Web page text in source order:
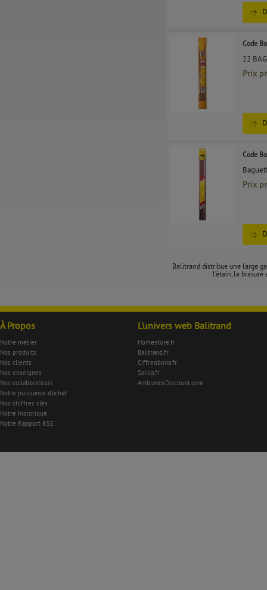
Code
22
Prix
Code
Prix
Balitrand distribue une large
l’étain, la
À Propos
Notre métier
Nos produits
Nos clients
Nos enseignes
Nos collaborateurs
Notre puissance d'achat
Nos chiffres clés
Notre historique
Notre Rapport RSE
L'univers web Balitrand
Homestore.fr
Balitrand.fr
Ciffreobona.fr
Salica.fr
AmbianceDiscount.com